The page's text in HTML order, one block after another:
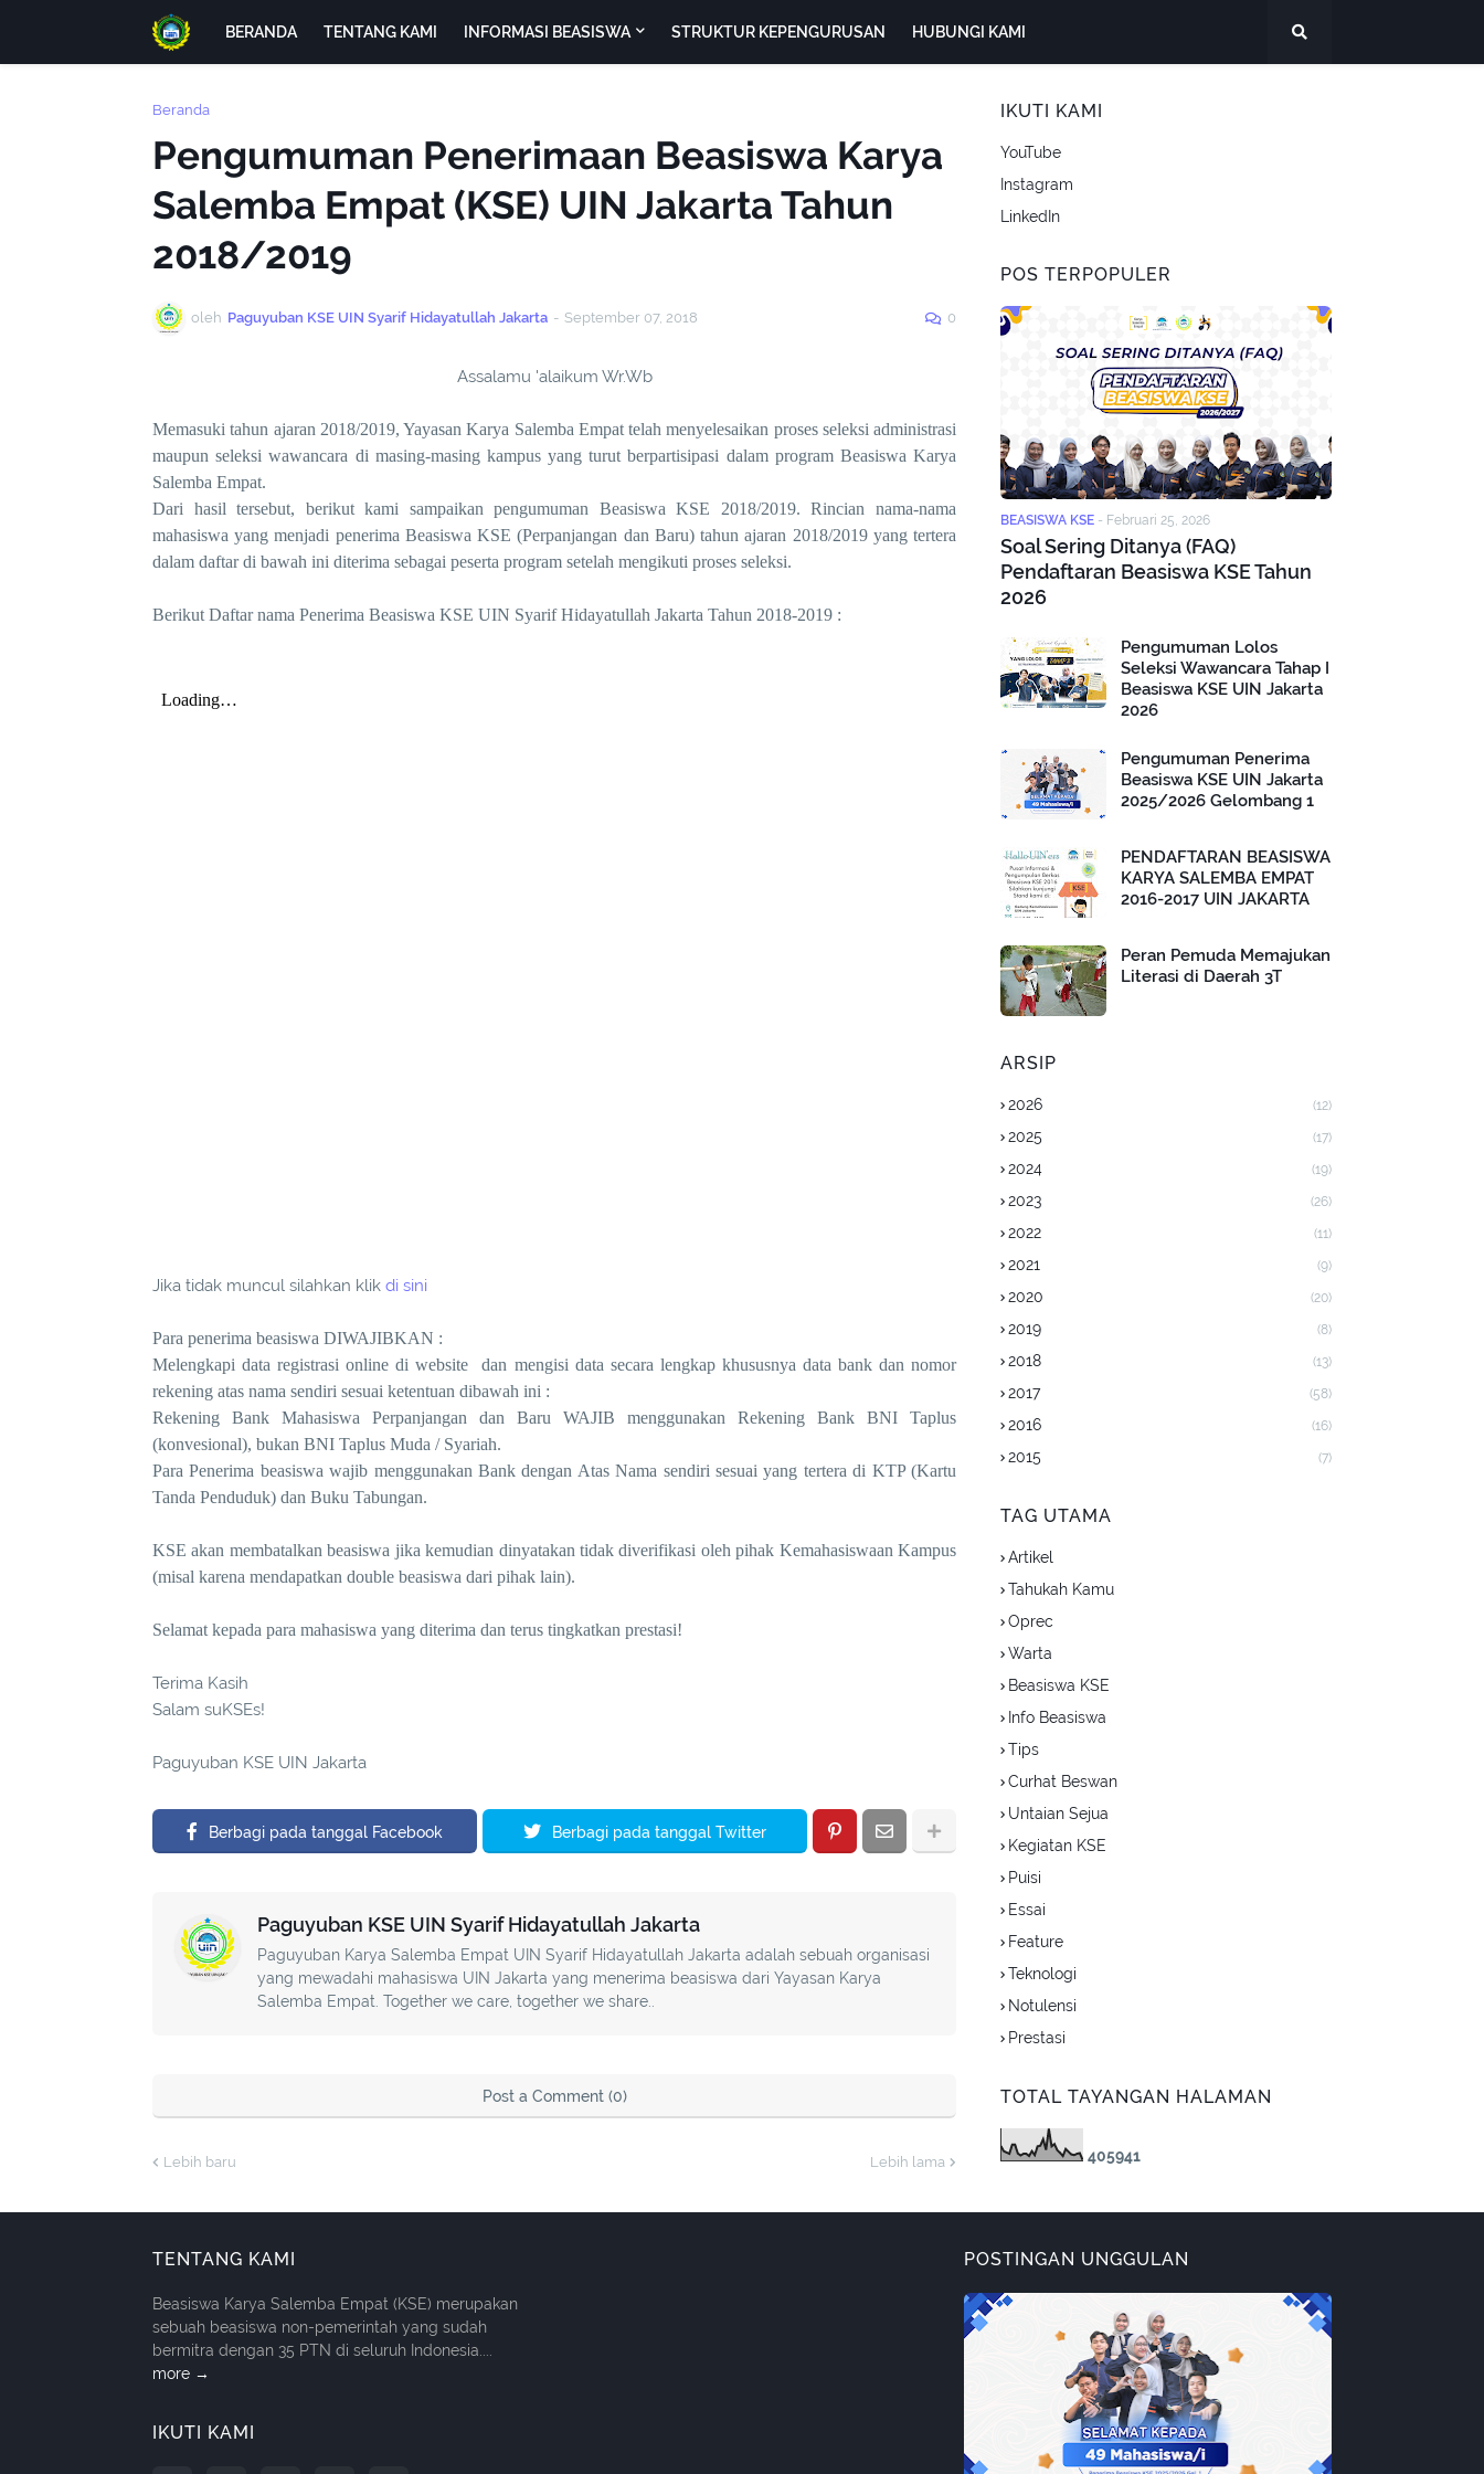
BERANDA TENTANG KAMI INFORMASI BEASISWA STRUKTUR KEPENGURUSAN HUBUNGI KAMI
Beranda
Pengumuman Penerimaan Beasiswa Karya
Salemba Empat (KSE) UIN Jakarta Tahun
2018/2019
oleh Paguyuban KSE UIN Syarif Hidayatullah Jakarta - September 07, 2018 0
Assalamu 'alaikum Wr.Wb
Memasuki tahun ajaran 2018/2019, Yayasan Karya Salemba Empat telah menyelesaikan proses seleksi administrasi
maupun seleksi wawancara di masing-masing kampus yang turut berpartisipasi dalam program Beasiswa Karya
Salemba Empat.
Dari hasil tersebut, berikut kami sampaikan pengumuman Beasiswa KSE 2018/2019. Rincian nama-nama
mahasiswa yang menjadi penerima Beasiswa KSE (Perpanjangan dan Baru) tahun ajaran 2018/2019 yang tertera
dalam daftar di bawah ini diterima sebagai peserta program setelah mengikuti proses seleksi.
Berikut Daftar nama Penerima Beasiswa KSE UIN Syarif Hidayatullah Jakarta Tahun 2018-2019 :
Jika tidak muncul silahkan klik di sini
Para penerima beasiswa DIWAJIBKAN :
Melengkapi data registrasi online di website
dan mengisi data secara lengkap khususnya data bank dan nomor
rekening atas nama sendiri sesuai ketentuan dibawah ini :
Rekening Bank Mahasiswa Perpanjangan dan Baru WAJIB menggunakan Rekening Bank BNI Taplus
(konvesional), bukan BNI Taplus Muda / Syariah.
Para Penerima beasiswa wajib menggunakan Bank dengan Atas Nama sendiri sesuai yang tertera di KTP (Kartu
Tanda Penduduk) dan Buku Tabungan.
KSE akan membatalkan beasiswa jika kemudian dinyatakan tidak diverifikasi oleh pihak Kemahasiswaan Kampus
(misal karena mendapatkan double beasiswa dari pihak lain).
Selamat kepada para mahasiswa yang diterima dan terus tingkatkan prestasi!
Terima Kasih
Salam suKSEs!
Paguyuban KSE UIN Jakarta
Berbagi pada tanggal Facebook Berbagi pada tanggal Twitter
Paguyuban KSE UIN Syarif Hidayatullah Jakarta
Paguyuban Karya Salemba Empat UIN Syarif Hidayatullah Jakarta adalah sebuah organisasi
yang mewadahi mahasiswa UIN Jakarta yang menerima beasiswa dari Yayasan Karya
Salemba Empat. Together we care, together we share..
Post a Comment (0)
Lebih baru Lebih lama
IKUTI KAMI
YouTube
Instagram
LinkedIn
POS TERPOPULER
BEASISWA KSE - Februari 25, 2026
Soal Sering Ditanya (FAQ)
Pendaftaran Beasiswa KSE Tahun
2026
Pengumuman Lolos
Seleksi Wawancara Tahap I
Beasiswa KSE UIN Jakarta
2026
Pengumuman Penerima
Beasiswa KSE UIN Jakarta
2025/2026 Gelombang 1
PENDAFTARAN BEASISWA
KARYA SALEMBA EMPAT
2016-2017 UIN JAKARTA
Peran Pemuda Memajukan
Literasi di Daerah 3T
ARSIP
2026 (12)
2025 (17)
2024 (19)
2023 (26)
2022 (11)
2021 (9)
2020 (20)
2019 (8)
2018 (13)
2017 (58)
2016 (16)
2015 (7)
TAG UTAMA
Artikel
Tahukah Kamu
Oprec
Warta
Beasiswa KSE
Info Beasiswa
Tips
Curhat Beswan
Untaian Sejua
Kegiatan KSE
Puisi
Essai
Feature
Teknologi
Notulensi
Prestasi
TOTAL TAYANGAN HALAMAN
405941
TENTANG KAMI
Beasiswa Karya Salemba Empat (KSE) merupakan
sebuah beasiswa non-pemerintah yang sudah
bermitra dengan 35 PTN di seluruh Indonesia....
more →
IKUTI KAMI
POSTINGAN UNGGULAN